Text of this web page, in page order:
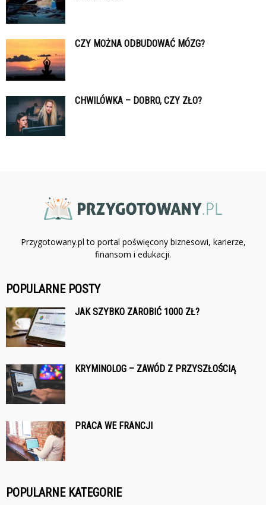
CZY MOŻNA ODBUDOWAĆ MÓZG?
CHWILÓWKA – DOBRO, CZY ZŁO?
Przygotowany.pl to portal poświęcony biznesowi, karierze,
finansom i edukacji.
POPULARNE POSTY
JAK SZYBKO ZAROBIĆ 1000 ZŁ?
KRYMINOLOG – ZAWÓD Z PRZYSZŁOŚCIĄ
PRACA WE FRANCJI
POPULARNE KATEGORIE